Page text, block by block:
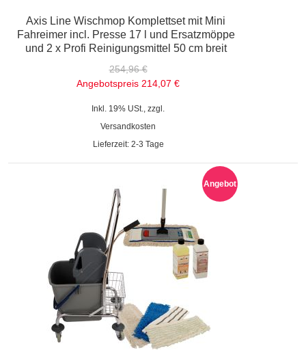
Axis Line Wischmop Komplettset mit Mini
Fahreimer incl. Presse 17 l und Ersatzmöppe
und 2 x Profi Reinigungsmittel 50 cm breit
254,96 €
Angebotspreis 214,07 €
Inkl. 19% USt., zzgl.
Versandkosten
Lieferzeit: 2-3 Tage
Angebot